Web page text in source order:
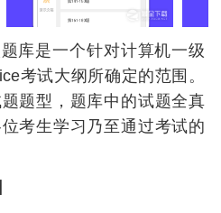
库是一个针对计算机一级
考试大纲所确定的范围。
题型，题库中的试题全真
考生学习乃至通过考试的